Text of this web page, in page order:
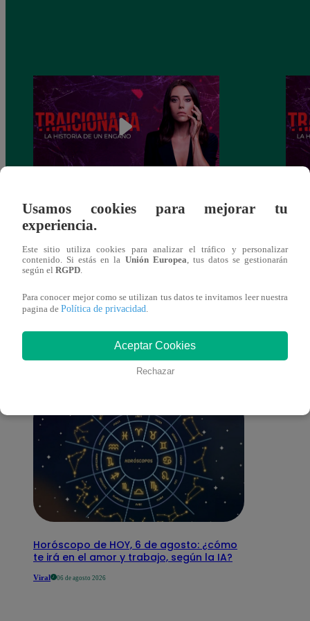
Traicionada, Martes 10 de diciembre –
capítulo 88 completo (en línea y español)
También te puede
interesar
Horóscopo de HOY, 6 de agosto: ¿cómo
te irá en el amor y trabajo, según la IA?
Viral 06 de agosto 2026
Usamos cookies para mejorar tu
experiencia.
Este sitio utiliza cookies para analizar el tráfico y personalizar
contenido. Si estás en la Unión Europea, tus datos se gestionarán
según el RGPD.
Para conocer mejor como se utilizan tus datos te invitamos leer nuestra
pagina de Política de privacidad.
Aceptar Cookies
Rechazar